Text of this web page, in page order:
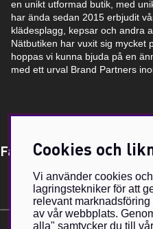
en unikt utformad butik, med
har ända sedan 2015 erbjudit
klädesplagg, kepsar och andra
Nätbutiken har vuxit sig mycket
hoppas vi kunna bjuda på en
med ett urval Brand Partners
Få Magasin Vildmarken
postadress
Cookies och
Vi använder cookies
lagringstekniker för att
relevant
av vår webbplats.
alla" samtycker du till